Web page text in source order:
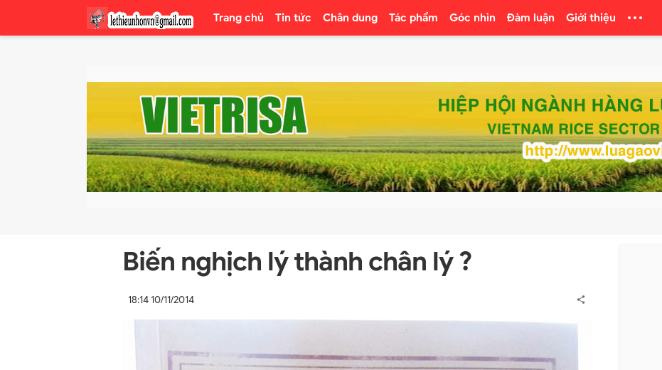
Trang chủ Tin tức Chân dung Tác phẩm Góc nhìn Đàm luận Giới thiệu
Biến nghịch lý thành chân lý ?
18:14 10/11/2014